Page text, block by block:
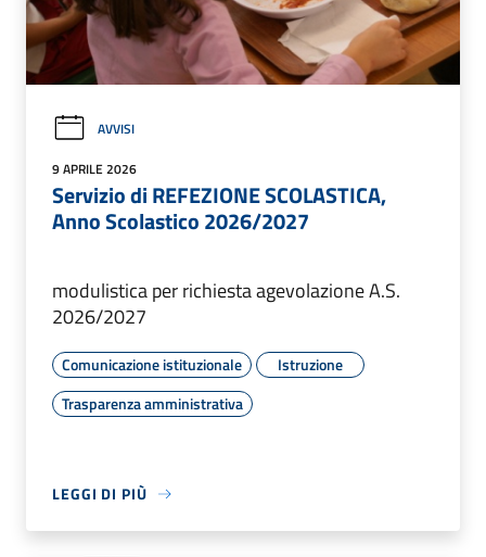
AVVISI
9 APRILE 2026
Servizio di REFEZIONE SCOLASTICA,
Anno Scolastico 2026/2027
modulistica per richiesta agevolazione A.S.
2026/2027
Comunicazione istituzionale
Istruzione
Trasparenza amministrativa
LEGGI DI PIÙ